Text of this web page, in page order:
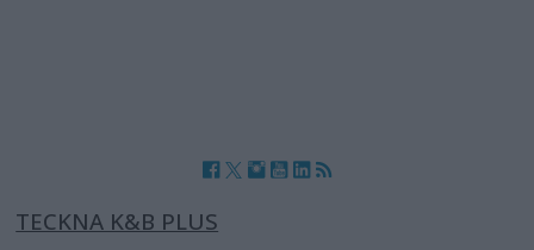
TECKNA K&B PLUS